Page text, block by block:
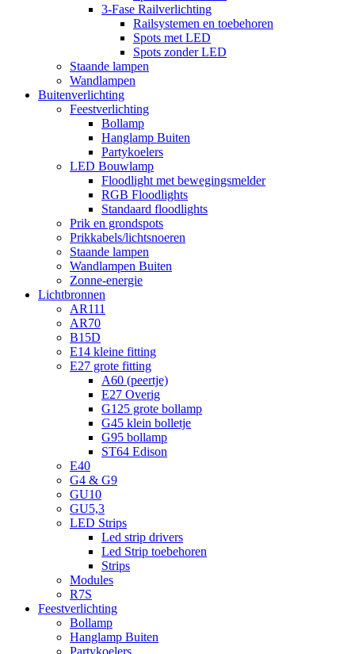
3-Fase Railverlichting
Railsystemen en toebehoren
Spots met LED
Spots zonder LED
Staande lampen
Wandlampen
Buitenverlichting
Feestverlichting
Bollamp
Hanglamp Buiten
Partykoelers
LED Bouwlamp
Floodlight met bewegingsmelder
RGB Floodlights
Standaard floodlights
Prik en grondspots
Prikkabels/lichtsnoeren
Staande lampen
Wandlampen Buiten
Zonne-energie
Lichtbronnen
AR111
AR70
B15D
E14 kleine fitting
E27 grote fitting
A60 (peertje)
E27 Overig
G125 grote bollamp
G45 klein bolletje
G95 bollamp
ST64 Edison
E40
G4 & G9
GU10
GU5,3
LED Strips
Led strip drivers
Led Strip toebehoren
Strips
Modules
R7S
Feestverlichting
Bollamp
Hanglamp Buiten
Partykoelers